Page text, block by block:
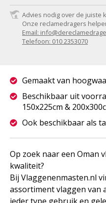
Advies nodig over de juiste
Onze reclamedragers
Email:
Telefoon: 010 2353070
Op zoek naar een Oman
kwaliteit?
Bij Vlaggenenmasten.nl
assortiment vlaggen van
Gemaakt van
Beschikbaar uit
150x225cm &
Ook beschikbaar als